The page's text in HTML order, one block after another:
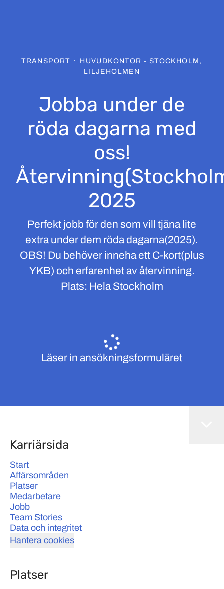
TRANSPORT ·
HUVUDKONTOR - STOCKHOLM,
LILJEHOLMEN
Jobba under de
röda dagarna med
oss!
2025
Perfekt jobb för den som vill tjäna lite
extra under dem röda dagarna(2025).
OBS! Du behöver inneha ett C-kort(plus
YKB) och erfarenhet av återvinning.
Plats: Hela Stockholm
Läser in ansökningsformuläret
Karriärsida
Start
Affärsområden
Platser
Medarbetare
Jobb
Team Stories
Data och integritet
Hantera cookies
Platser